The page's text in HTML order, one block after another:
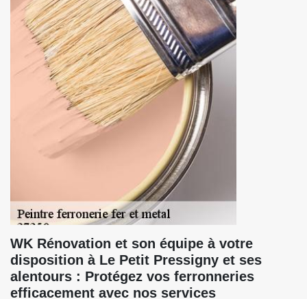
WK Rénovation et son équipe à votre
disposition à Le Petit Pressigny et ses
alentours : Protégez vos ferronneries
efficacement avec nos services